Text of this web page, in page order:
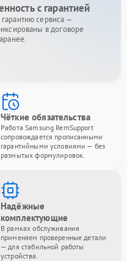
с гарантией
сервиса —
в договоре
Чёткие обязательства
Работа Samsung RemSupport
сопровождается прописанными
гарантийными условиями — без
размытых формулировок.
Надёжные
комплектующие
В рамках обслуживания
применяем проверенные детали
— для стабильной работы
устройства.